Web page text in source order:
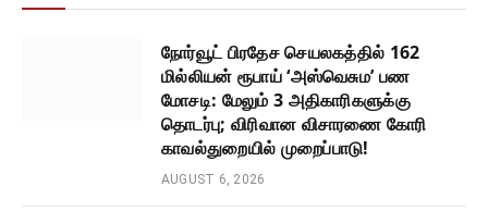
நோர்வூட் பிரதேச செயலகத்தில் 162
மில்லியன் ரூபாய் ‘அஸ்வெசும’ பண
மோசடி: மேலும் 3 அதிகாரிகளுக்கு
தொடர்பு; விரிவான விசாரணை கோரி
காவல்துறையில் முறைப்பாடு!
AUGUST 6, 2026